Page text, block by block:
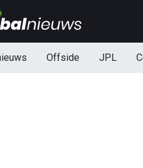
Offside JPL